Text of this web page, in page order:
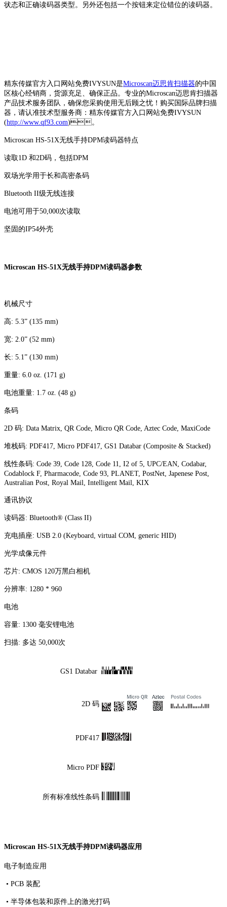
状态和正确读码器类型。另外还包括一个按钮来定位错位的读码器。
精东传媒官方入口网站免费IVYSUN是Microscan迈思肯扫描器的中国
区核心经销商，货源充足、确保正品。专业的Microscan迈思肯扫描器
产品技术服务团队，确保您采购使用无后顾之忧！购买国际品牌扫描
器，请认准技术型服务商：精东传媒官方入口网站免费IVYSUN
(http://www.qf93.com)。
Microscan HS-51X无线手持DPM读码器特点
读取1D 和2D码，包括DPM
双场光学用于长和高密条码
Bluetooth II级无线连接
电池可用于50,000次读取
坚固的IP54外壳
Microscan HS-51X无线手持DPM读码器参数
机械尺寸
高: 5.3” (135 mm)
宽: 2.0” (52 mm)
长: 5.1” (130 mm)
重量: 6.0 oz. (171 g)
电池重量: 1.7 oz. (48 g)
条码
2D 码: Data Matrix, QR Code, Micro QR Code, Aztec Code, MaxiCode
堆栈码: PDF417, Micro PDF417, GS1 Databar (Composite & Stacked)
线性条码: Code 39, Code 128, Code 11, I2 of 5, UPC/EAN, Codabar,
Codablock F, Pharmacode, Code 93, PLANET, PostNet, Japenese Post,
Australian Post, Royal Mail, Intelligent Mail, KIX
通讯协议
读码器: Bluetooth® (Class II)
充电插座: USB 2.0 (Keyboard, virtual COM, generic HID)
光学成像元件
芯片: CMOS 120万黑白相机
分辨率: 1280 * 960
电池
容量: 1300 毫安锂电池
扫描: 多达 50,000次
GS1 Databar
2D 码
PDF417
Micro PDF
所有标准线性条码
Microscan HS-51X无线手持DPM读码器应用
电子制造应用
• PCB 装配
• 半导体包装和原件上的激光打码